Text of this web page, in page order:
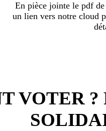
En pièce jointe le pdf de
un lien vers notre cloud
VOTER ?